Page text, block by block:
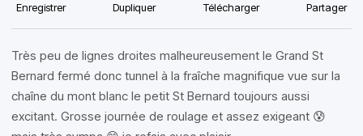
Enregistrer Dupliquer Télécharger Partager
Très peu de lignes droites malheureusement le Grand St
Bernard fermé donc tunnel à la fraîche magnifique vue sur la
chaîne du mont blanc le petit St Bernard toujours aussi
excitant. Grosse journée de roulage et assez exigeant 😰